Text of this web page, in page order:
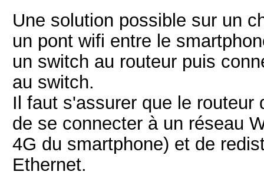
Une solution possible sur un
un pont wifi entre le
un switch au routeur puis
au switch.
Il faut s'assurer que le routeur
de se connecter à un réseau
4G du smartphone) et de
Ethernet.